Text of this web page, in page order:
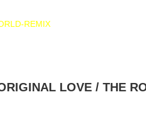
REMIX
LOVE / THE